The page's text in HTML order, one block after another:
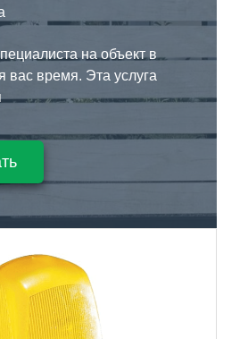
на объект в
вас время. Эта услуга